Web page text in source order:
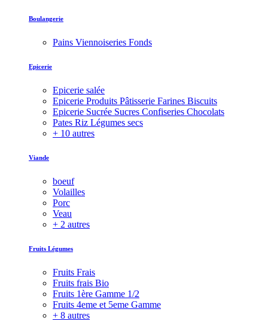
Boulangerie
Pains Viennoiseries Fonds
Epicerie
Epicerie salée
Epicerie Produits Pâtisserie Farines Biscuits
Epicerie Sucrée Sucres Confiseries Chocolats
Pates Riz Légumes secs
+ 10 autres
Viande
boeuf
Volailles
Porc
Veau
+ 2 autres
Fruits Légumes
Fruits Frais
Fruits frais Bio
Fruits 1ère Gamme 1/2
Fruits 4eme et 5eme Gamme
+ 8 autres